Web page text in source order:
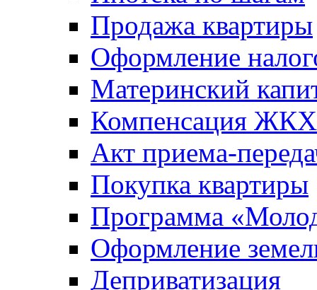
Продажа квартиры
Оформление
Материнский
Компенсация ЖКХ
Акт приема-
Покупка квартиры
Программа
Оформление
Деприватизация